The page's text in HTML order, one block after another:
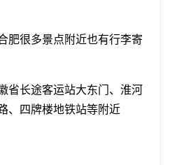
肥很多景点附近也有行李寄
省长途客运站大东门、淮河
、四牌楼地铁站等附近